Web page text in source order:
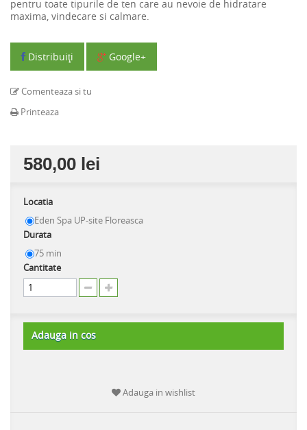
pentru toate tipurile de ten care au nevoie de hidratare
maxima, vindecare si calmare.
Distribuiţi Google+
Comenteaza si tu
Printeaza
580,00 lei
Locatia
Eden Spa UP-site Floreasca
Durata
75 min
Cantitate
Adauga in cos
Adauga in wishlist